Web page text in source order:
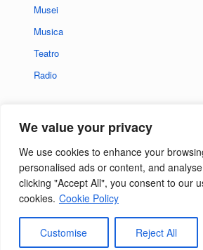
We value your privacy
We use cookies to enhance your
personalised ads or content, and
clicking "Accept All", you consent to our
cookies. Cookie Policy
Customise Reject All
Musei
Musica
Teatro
Radio
Privacy policy del sito|Informativa sui
Un temaSiteOrigin